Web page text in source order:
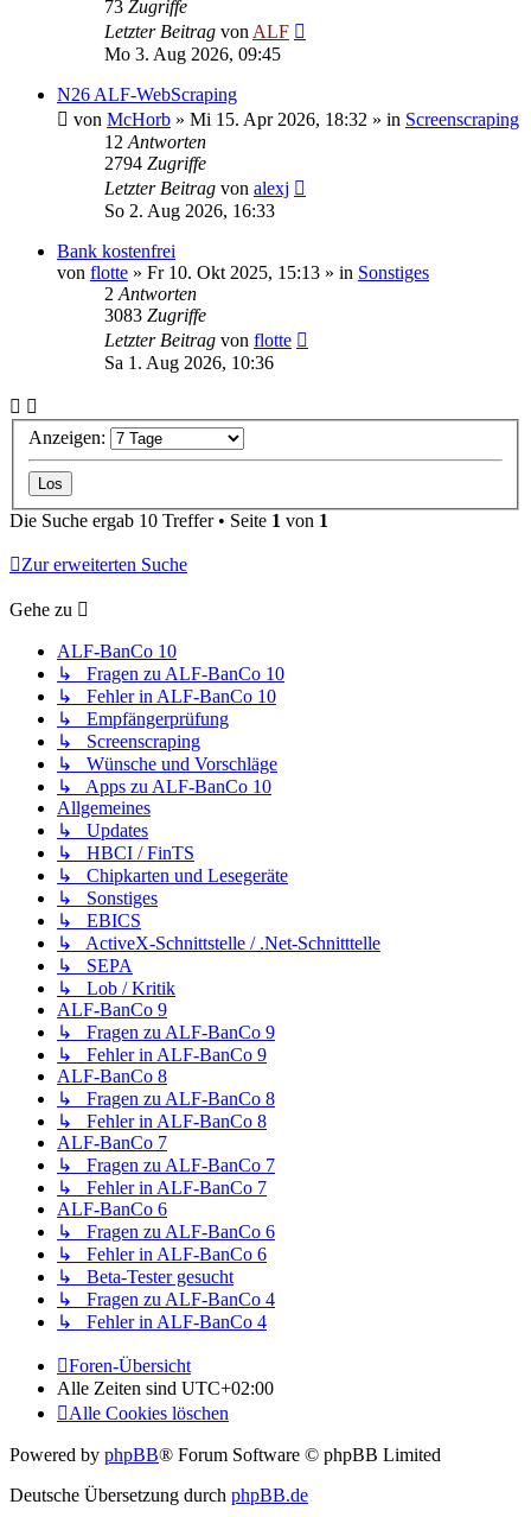
73 Zugriffe
Letzter Beitrag von ALF
Mo 3. Aug 2026, 09:45
N26 ALF-WebScraping
von McHorb » Mi 15. Apr 2026, 18:32 » in Screenscraping
12 Antworten
2794 Zugriffe
Letzter Beitrag von alexj
So 2. Aug 2026, 16:33
Bank kostenfrei
von flotte » Fr 10. Okt 2025, 15:13 » in Sonstiges
2 Antworten
3083 Zugriffe
Letzter Beitrag von flotte
Sa 1. Aug 2026, 10:36
Anzeigen:
Die Suche ergab 10 Treffer • Seite 1 von 1
Zur erweiterten Suche
Gehe zu
ALF-BanCo 10
↳ Fragen zu ALF-BanCo 10
↳ Fehler in ALF-BanCo 10
↳ Empfängerprüfung
↳ Screenscraping
↳ Wünsche und Vorschläge
↳ Apps zu ALF-BanCo 10
Allgemeines
↳ Updates
↳ HBCI / FinTS
↳ Chipkarten und Lesegeräte
↳ Sonstiges
↳ EBICS
↳ ActiveX-Schnittstelle / .Net-Schnitttelle
↳ SEPA
↳ Lob / Kritik
ALF-BanCo 9
↳ Fragen zu ALF-BanCo 9
↳ Fehler in ALF-BanCo 9
ALF-BanCo 8
↳ Fragen zu ALF-BanCo 8
↳ Fehler in ALF-BanCo 8
ALF-BanCo 7
↳ Fragen zu ALF-BanCo 7
↳ Fehler in ALF-BanCo 7
ALF-BanCo 6
↳ Fragen zu ALF-BanCo 6
↳ Fehler in ALF-BanCo 6
↳ Beta-Tester gesucht
↳ Fragen zu ALF-BanCo 4
↳ Fehler in ALF-BanCo 4
Foren-Übersicht
Alle Zeiten sind UTC+02:00
Alle Cookies löschen
Powered by phpBB® Forum Software © phpBB Limited
Deutsche Übersetzung durch phpBB.de